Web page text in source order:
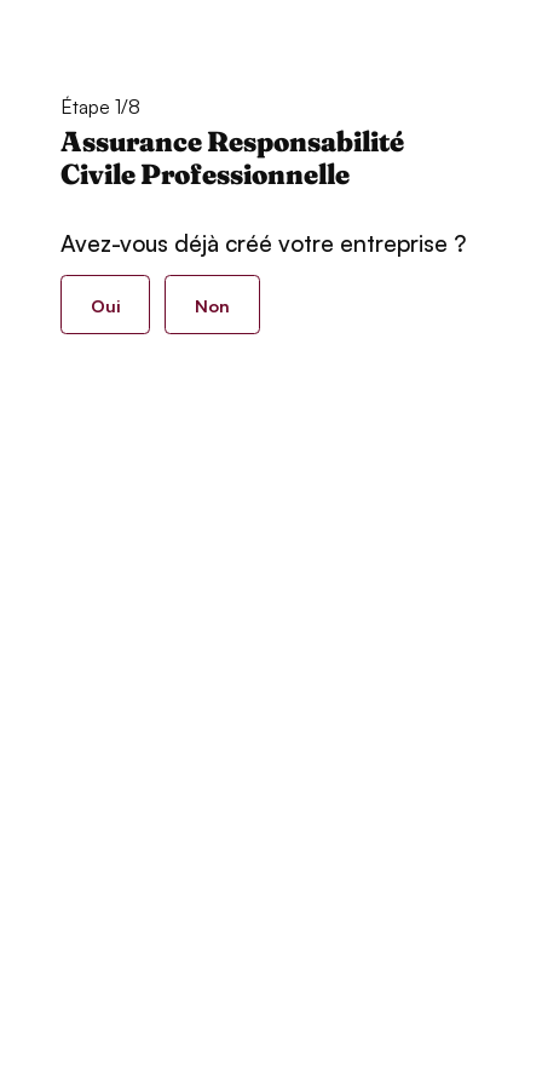
Étape 1/8
Assurance Responsabilité
Civile Professionnelle
Avez-vous déjà créé votre entreprise ?
Oui Non